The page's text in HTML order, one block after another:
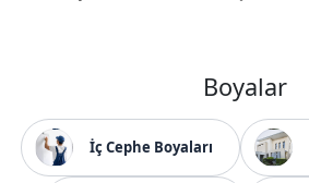
Boyalar
İç Cephe Boyaları